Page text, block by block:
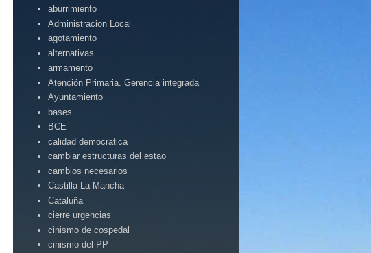
aburrimiento
Administracion Local
agotamiento
alternativas
armamento
Atención Primaria. Gerencia integrada
Ayuntamiento
bases
BCE
calidad democratica
cambiar estructuras del estao
cambios necesarios
Castilla-La Mancha
Cataluña
cierre urgencias
cinismo de cospedal
cinismo del PP